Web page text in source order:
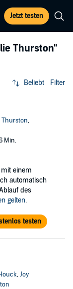
Jetzt testen
Thurston"
Beliebt Filter
Thurston,
Min.
einem
automatisch
des
gelten.
testen
,Joy